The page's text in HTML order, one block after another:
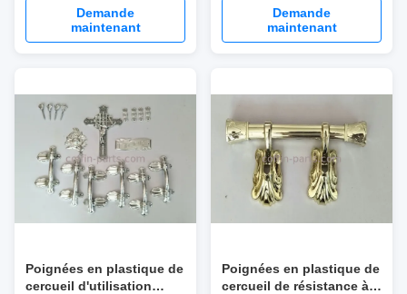
funèbres de cercueil de
décoration
Demande
maintenant
cercueil/garnitures de
cercueil
Demande
maintenant
Poignées en plastique de
cercueil d'utilisation
Poignées en plastique de
cercueil de résistance à